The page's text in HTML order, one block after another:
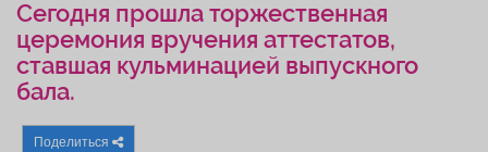
Афиша
Сегодня прошла торжественная
церемония вручения аттестатов,
ставшая кульминацией выпускного
бала.
Поделиться